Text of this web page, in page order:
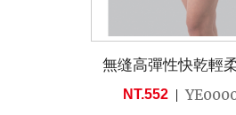
無缝高彈性快乾輕
NT.552